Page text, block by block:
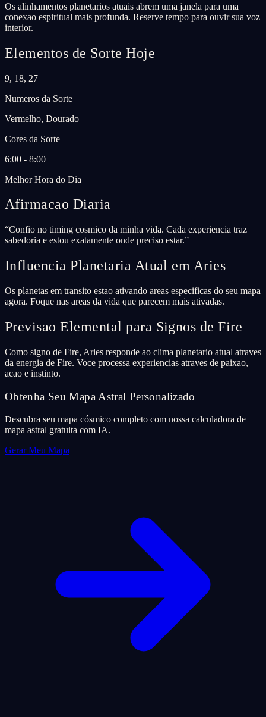
Os alinhamentos planetarios atuais abrem uma janela para uma
conexao espiritual mais profunda. Reserve tempo para ouvir sua voz
interior.
Elementos de Sorte Hoje
9, 18, 27
Numeros da Sorte
Vermelho, Dourado
Cores da Sorte
6:00 - 8:00
Melhor Hora do Dia
Afirmacao Diaria
“Confio no timing cosmico da minha vida. Cada experiencia traz
sabedoria e estou exatamente onde preciso estar.”
Influencia Planetaria Atual em Aries
Os planetas em transito estao ativando areas especificas do seu mapa
agora. Foque nas areas da vida que parecem mais ativadas.
Previsao Elemental para Signos de Fire
Como signo de Fire, Aries responde ao clima planetario atual atraves
da energia de Fire. Voce processa experiencias atraves de paixao,
acao e instinto.
Obtenha Seu Mapa Astral Personalizado
Descubra seu mapa cósmico completo com nossa calculadora de
mapa astral gratuita com IA.
Gerar Meu Mapa